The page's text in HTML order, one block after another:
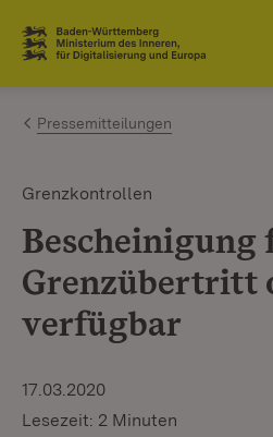
Zum Inhalt springen
Link zur Startseite
Pressemitteilungen
Grenzkontrollen
Bescheinigung
Grenzübertritt
verfügbar
17.03.2020
Lesezeit: 2 Minuten